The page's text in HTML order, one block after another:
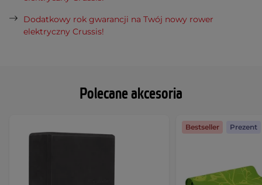
Polecane akcesoria
Bestseller Prezent
Dodatkowy rok gwarancji na Twój nowy rower
elektryczny Crussis!